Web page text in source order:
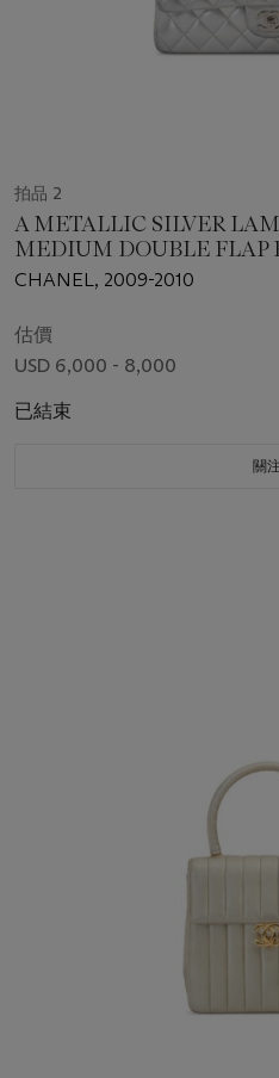
拍品 2
A METALLIC SILVER
MEDIUM DOUBLE FLAP
HARDWARE
CHANEL, 2009-2010
估價
USD 6,000 - 8,000
已結束
關注